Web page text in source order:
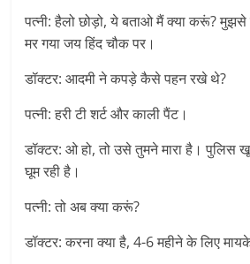
पत्नी: हैलो छोड़ो, ये बताओ मैं क्या करूं?
मर गया जय हिंद चौक पर।
डॉक्टर: आदमी ने कपड़े कैसे पहन रखे थे?
पत्नी: हरी टी शर्ट और काली पैंट।
डॉक्टर: ओ हो, तो उसे तुमने मारा है। पुलिस
घूम रही है।
पत्नी: तो अब क्या करूं?
डॉक्टर: करना क्या है, 4-6 महीने के लिए